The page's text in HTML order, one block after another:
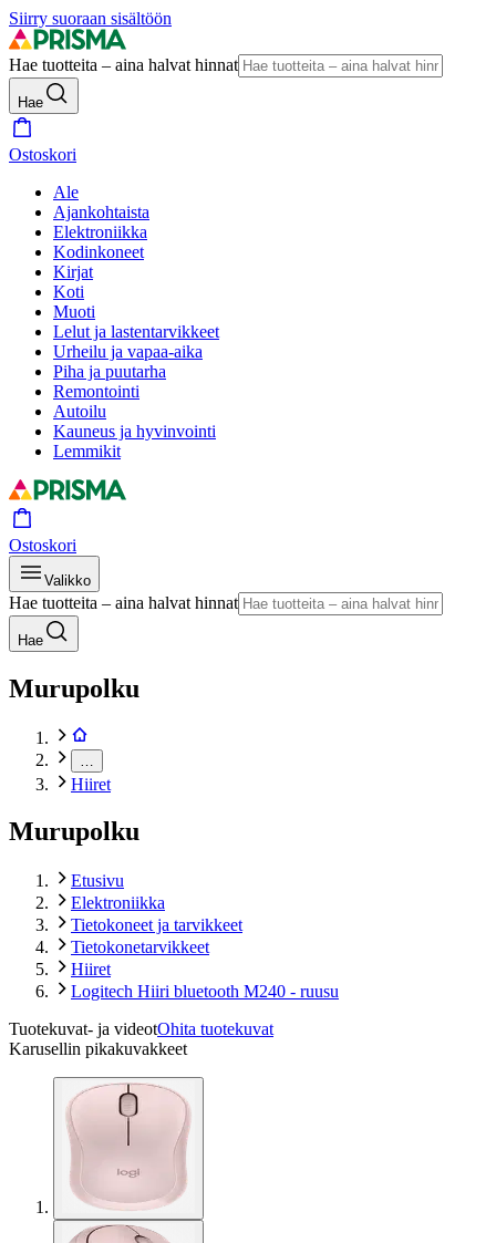
Siirry suoraan sisältöön
Hae tuotteita – aina halvat hinnat
Hae
Ostoskori
Ale
Ajankohtaista
Elektroniikka
Kodinkoneet
Kirjat
Koti
Muoti
Lelut ja lastentarvikkeet
Urheilu ja vapaa-aika
Piha ja puutarha
Remontointi
Autoilu
Kauneus ja hyvinvointi
Lemmikit
Ostoskori
Valikko
Hae tuotteita – aina halvat hinnat
Hae
Murupolku
Hiiret
Murupolku
Etusivu
Elektroniikka
Tietokoneet ja tarvikkeet
Tietokonetarvikkeet
Hiiret
Logitech Hiiri bluetooth M240 - ruusu
Tuotekuvat- ja videotOhita tuotekuvat
Karusellin pikakuvakkeet